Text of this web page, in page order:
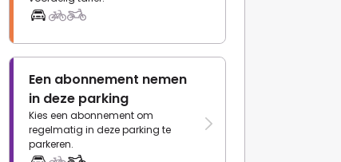
Een abonnement nemen
in deze parking
Kies een abonnement om
regelmatig in deze parking te
parkeren.